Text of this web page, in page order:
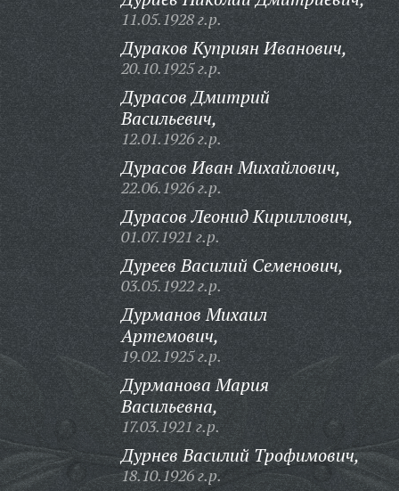
11.05.1928 г.р.
Дураков Куприян Иванович,
20.10.1925 г.р.
Дурасов Дмитрий
Васильевич,
12.01.1926 г.р.
Дурасов Иван Михайлович,
22.06.1926 г.р.
Дурасов Леонид Кириллович,
01.07.1921 г.р.
Дуреев Василий Семенович,
03.05.1922 г.р.
Дурманов Михаил
Артемович,
19.02.1925 г.р.
Дурманова Мария
Васильевна,
17.03.1921 г.р.
Дурнев Василий Трофимович,
18.10.1926 г.р.